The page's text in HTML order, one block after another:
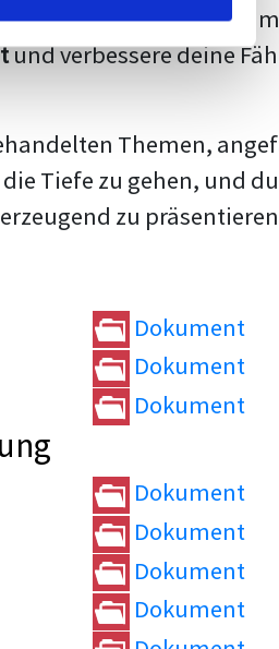
Tipps und Tricks
und verbessere deine
Themen,
Tiefe zu gehen, und
zu
Dokument
Dokument
Dokument
Dokument
Dokument
Dokument
Dokument